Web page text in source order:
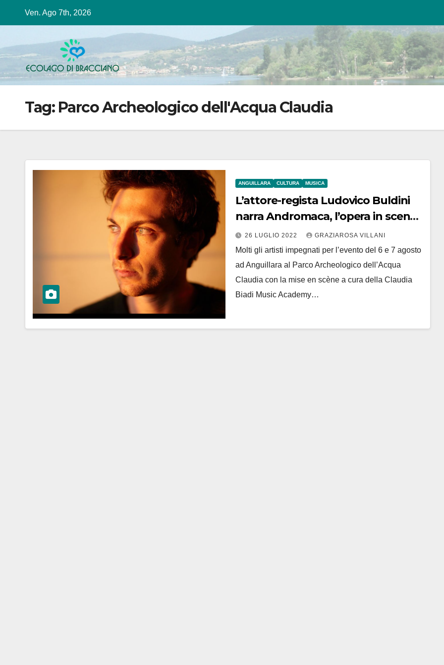
Ven. Ago 7th, 2026
Tag: Parco Archeologico dell'Acqua Claudia
ANGUILLARA CULTURA MUSICA
L’attore-regista Ludovico Buldini
narra Andromaca, l’opera in scena
il 6 e 7 agosto ad Anguillara
26 LUGLIO 2022 GRAZIAROSA VILLANI
Molti gli artisti impegnati per l’evento del 6 e 7 agosto
ad Anguillara al Parco Archeologico dell’Acqua
Claudia con la mise en scène a cura della Claudia
Biadi Music Academy…